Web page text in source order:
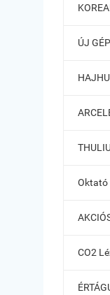
ÚJ
Oktató
CO2